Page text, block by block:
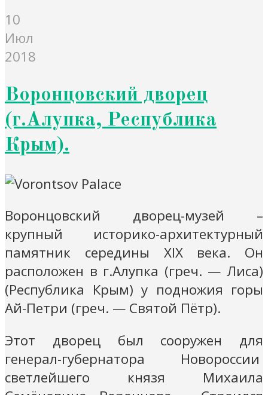
10
Июл
2018
Воронцовский дворец
(г.Алупка, Республика
Крым).
Воронцовский дворец-музей –
крупный историко-архитектурный
памятник середины XIX века. Он
расположен в г.Алупка (греч. — Лиса)
(Республика Крым) у подножия горы
Ай-Петри (греч. — Святой Пётр).
Этот дворец был сооружен для
генерал-губернатора Новороссии
светлейшего князя Михаила